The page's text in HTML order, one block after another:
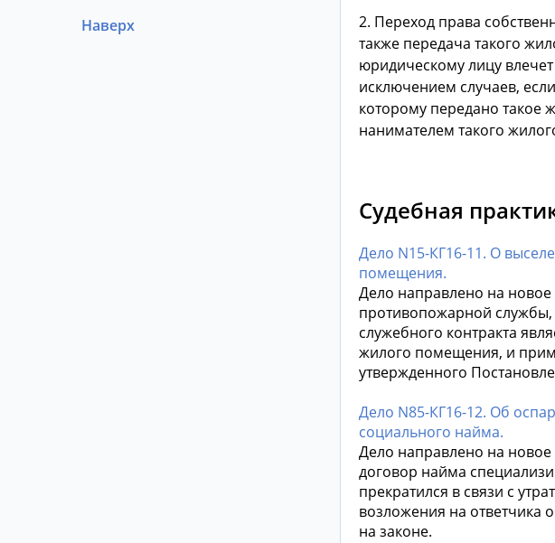
Наверх
2. Переход права
также передача такого
юридическому лицу
исключением случаев,
которому передано такое
нанимателем такого
Судебная
Дело N15-КГ16-11. О
помещения.
Дело направлено на новое
противопожарной службы,
служебного контракта
жилого помещения, и
утвержденного
Дело N85-КГ16-12. Об
социального найма.
Дело направлено на
договор найма
прекратился в связи с
возложения на ответчика
на законе.